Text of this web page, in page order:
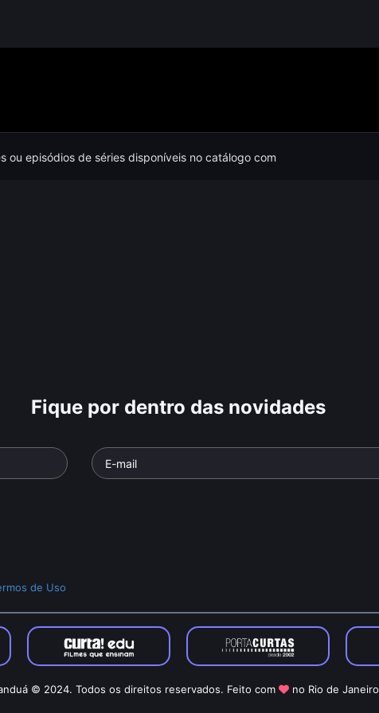
ou episódios de séries disponíveis no catálogo com
Fique por dentro das novidades
de Uso
© 2024. Todos os direitos reservados. Feito com no Rio de Janeiro